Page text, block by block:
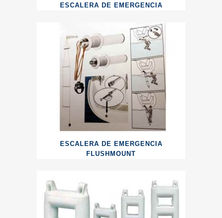
ESCALERA DE EMERGENCIA
ESCALERA DE EMERGENCIA
FLUSHMOUNT